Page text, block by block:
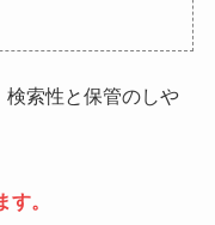
索性と保管のしや
。